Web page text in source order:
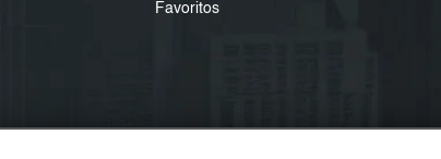
Favoritos